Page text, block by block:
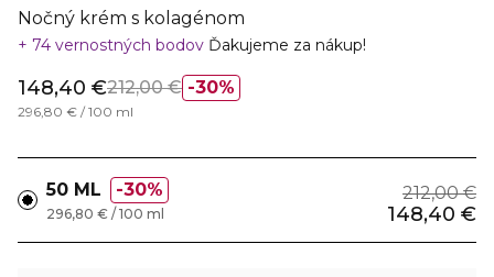
Nočný krém s kolagénom
74 vernostných bodov Ďakujeme za nákup!
30%
148,40 €212,00 €
296,80 € / 100 ml
50 ML 30% 212,00 €
148,40 €
296,80 € / 100 ml